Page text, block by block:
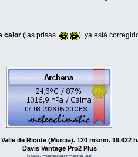
calor(las prisas ), ya está
de Ricote (Murcia). 120 msnm. 19.622
Davis Vantage Pro2 Plus